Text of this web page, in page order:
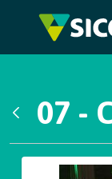
Pular para o
07 -
Galeria de Mídias